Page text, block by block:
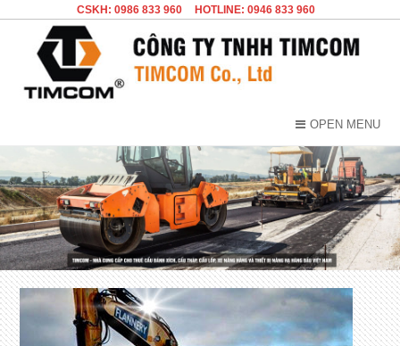
CSKH: 0986 833 960 HOTLINE: 0946 833 960
OPEN MENU